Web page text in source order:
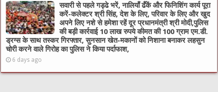
सवारी से पहले गड्ढे भरें, नालियाँ ढँकें और फिनिशिंग कार्य पूरा
करें-कलेक्टर श्री सिंह, देश के लिए, परिवार के लिए और खुद
अपने लिए नशे से हमेशा रहें दूर प्रधानमंत्री श्री मोदी,पुलिस
की बड़ी कार्रवाई 10 लाख रुपये कीमत की 100 ग्राम एम.डी.
ड्रग्स के साथ तस्कर गिरफ्तार, सुनसान खेत-मकानों को निशाना बनाकर लहसुन
चोरी करने वाले गिरोह का पुलिस ने किया पर्दाफाश,
6 days ago